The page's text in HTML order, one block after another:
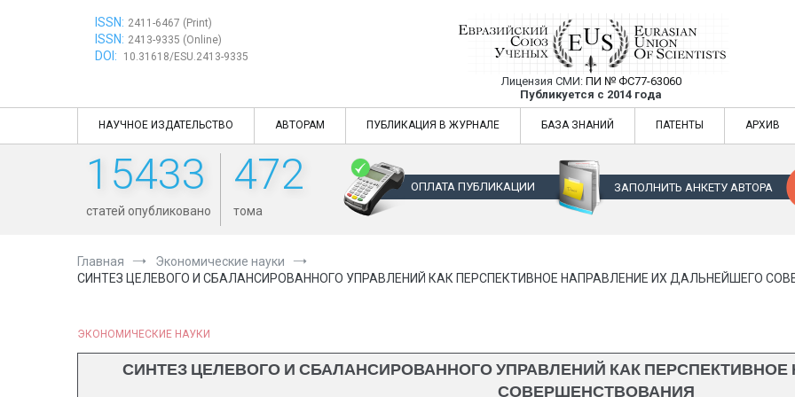
ISSN: 2411-6467 (Print)
ISSN: 2413-9335 (Online)
DOI: 10.31618/ESU.2413-9335
Евразийский Союз Ученых —
Лицензия СМИ: ПИ № ФС77-63060
Публикуется с 2014 года
Евразийский Союз Ученых — публикация научных статей в
НАУЧНОЕ ИЗДАТЕЛЬСТВО АВТОРАМ ПУБЛИКАЦИЯ В ЖУРНАЛЕ БАЗА ЗНАНИЙ ПАТЕНТЫ АРХИВ
15433
статей опубликовано
472
тома
ОПЛАТА ПУБЛИКАЦИИ ЗАПОЛНИТЬ АНКЕТУ АВТОРА
Главная
Экономические науки
СИНТЕЗ ЦЕЛЕВОГО И СБАЛАНСИРОВАННОГО УПРАВЛЕНИЙ КАК ПЕРСПЕКТИВНОЕ НАПРАВЛЕНИЕ ИХ ДАЛЬНЕЙШЕГО
ЭКОНОМИЧЕСКИЕ НАУКИ
СИНТЕЗ ЦЕЛЕВОГО И СБАЛАНСИРОВАННОГО УПРАВЛЕНИЙ КАК